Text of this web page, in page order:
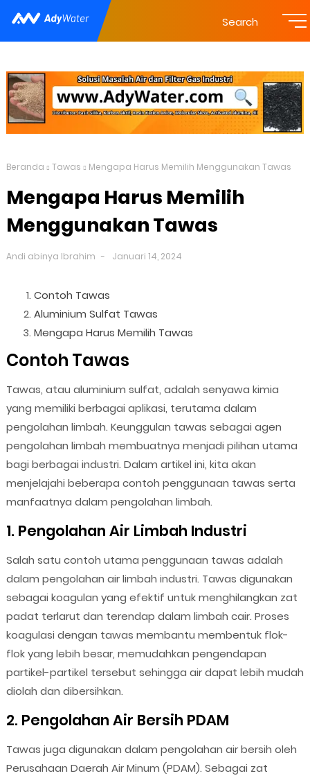
Search
Beranda Tawas Mengapa Harus Memilih Menggunakan Tawas
Mengapa Harus Memilih
Menggunakan Tawas
Andi abinya Ibrahim Januari 14, 2024
Contoh Tawas
Aluminium Sulfat Tawas
Mengapa Harus Memilih Tawas
Contoh Tawas
Tawas, atau aluminium sulfat, adalah senyawa kimia
yang memiliki berbagai aplikasi, terutama dalam
pengolahan limbah. Keunggulan tawas sebagai agen
pengolahan limbah membuatnya menjadi pilihan utama
bagi berbagai industri. Dalam artikel ini, kita akan
menjelajahi beberapa contoh penggunaan tawas serta
manfaatnya dalam pengolahan limbah.
1. Pengolahan Air Limbah Industri
Salah satu contoh utama penggunaan tawas adalah
dalam pengolahan air limbah industri. Tawas digunakan
sebagai koagulan yang efektif untuk menghilangkan zat
padat terlarut dan terendap dalam limbah cair. Proses
koagulasi dengan tawas membantu membentuk flok-
flok yang lebih besar, memudahkan pengendapan
partikel-partikel tersebut sehingga air dapat lebih mudah
diolah dan dibersihkan.
2. Pengolahan Air Bersih PDAM
Tawas juga digunakan dalam pengolahan air bersih oleh
Perusahaan Daerah Air Minum (PDAM). Sebagai zat